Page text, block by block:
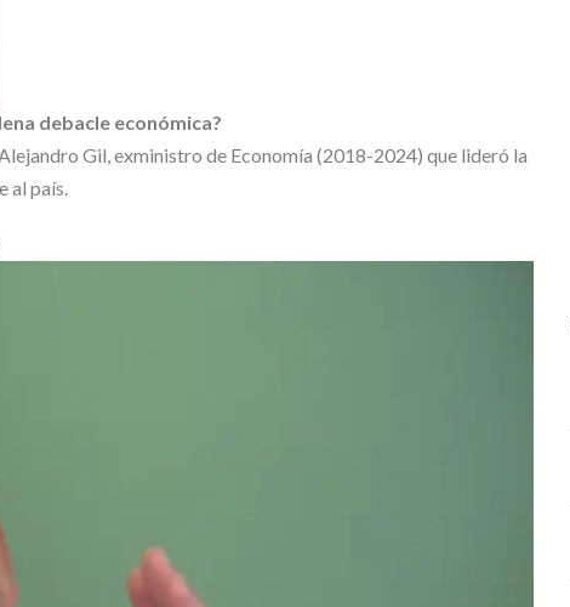
debacle económica?
Gil, exministro de Economía (2018-2024) que lideró la
al país.